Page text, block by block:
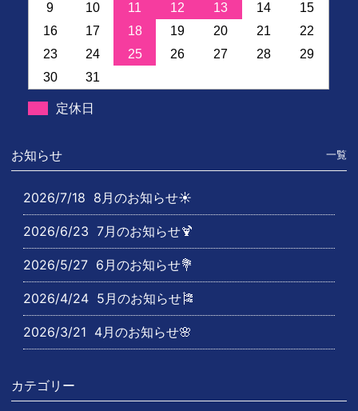
9
10 11 12 13 14
15
16
17 18 19 20 21
22
23
24 25 26 27 28
29
30
31
定休日
お知らせ 一覧
2026/7/18 8月のお知らせ☀️
2026/6/23 7月のお知らせ🍹
2026/5/27 6月のお知らせ💐
2026/4/24 5月のお知らせ🎏
2026/3/21 4月のお知らせ🌸
カテゴリー